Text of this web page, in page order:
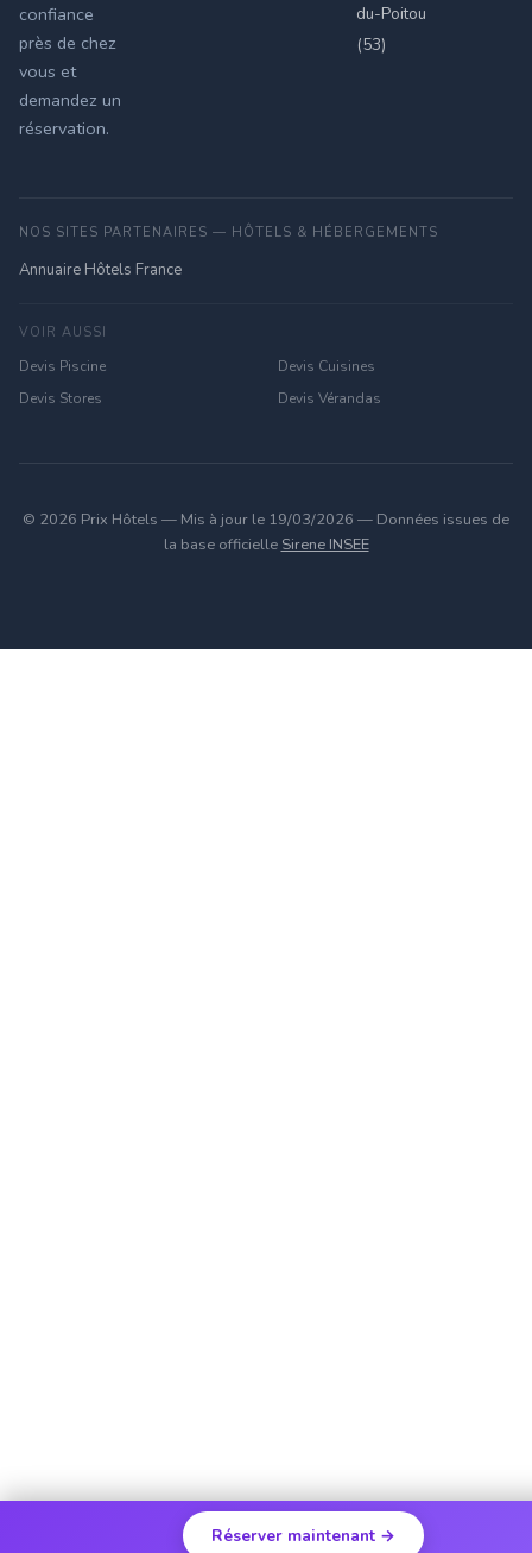
confiance
près de chez
vous et
demandez un
réservation.
du-Poitou
(53)
NOS SITES PARTENAIRES — HÔTELS & HÉBERGEMENTS
Annuaire Hôtels France
VOIR AUSSI
Devis Piscine
Devis Cuisines
Devis Stores
Devis Vérandas
© 2026 Prix Hôtels — Mis à jour le 19/03/2026 — Données issues de
la base officielle Sirene INSEE
Réserver maintenant →